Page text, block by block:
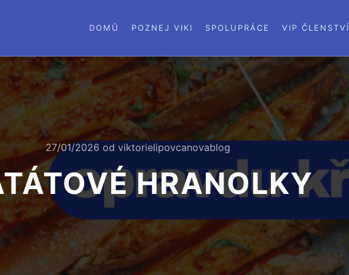
DOMŮ POZNEJ VIKI SPOLUPRÁCE VIP ČLENSTVÍ
27/01/2026 od viktorielipovcanovablog
HRANOLKY